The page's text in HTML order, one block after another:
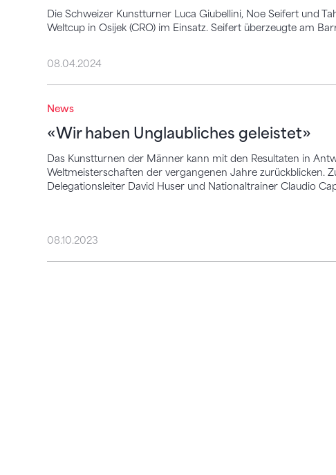
Die Schweizer Kunstturner Luca Giubellini, Noe Seifert und
Weltcup in Osijek (CRO) im Einsatz. Seifert überzeugte am
08.04.2024
News
«Wir haben Unglaubliches geleistet»
Das Kunstturnen der Männer kann mit den Resultaten in
Weltmeisterschaften der vergangenen Jahre zurückblicken.
Delegationsleiter David Huser und Nationaltrainer Claudio
«Wir haben Unglaubliches geleistet»
08.10.2023